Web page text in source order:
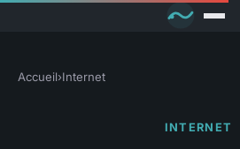
Accueil›Internet
INTERNET